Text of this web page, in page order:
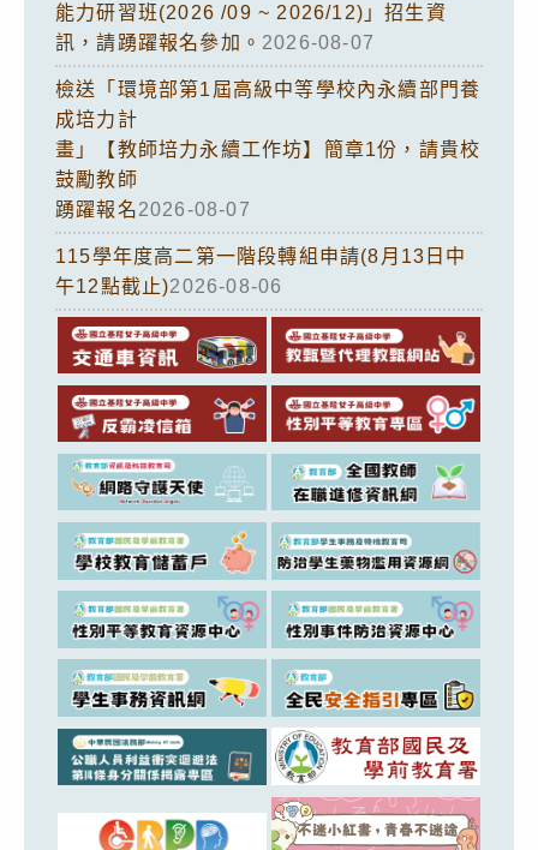
能力研習班(2026 /09 ~ 2026/12)」招生資
訊，請踴躍報名參加。 2026-08-07
檢送「環境部第1屆高級中等學校內永續部門養
成培力計
畫」【教師培力永續工作坊】簡章1份，請貴校
鼓勵教師
踴躍報名2026-08-07
115學年度高二第一階段轉組申請(8月13日中
午12點截止)2026-08-06